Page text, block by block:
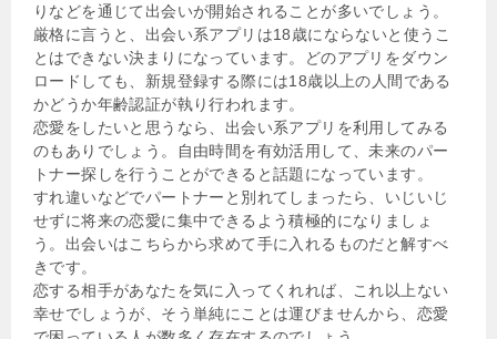
りなどを通じて出会いが開始されることが多いでしょう。
厳格に言うと、出会い系アプリは18歳にならないと使うこ
とはできない決まりになっています。どのアプリをダウン
ロードしても、新規登録する際には18歳以上の人間である
かどうか年齢認証が執り行われます。
恋愛をしたいと思うなら、出会い系アプリを利用してみる
のもありでしょう。自由時間を有効活用して、未来のパー
トナー探しを行うことができると話題になっています。
すれ違いなどでパートナーと別れてしまったら、いじいじ
せずに将来の恋愛に集中できるよう積極的になりましょ
う。出会いはこちらから求めて手に入れるものだと解すべ
きです。
恋する相手があなたを気に入ってくれれば、これ以上ない
幸せでしょうが、そう単純にことは運びませんから、恋愛